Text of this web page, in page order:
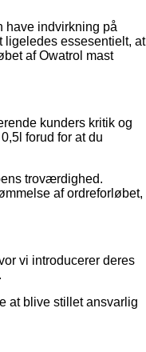
have indvirkning på
ligeledes essesentielt, at
af Owatrol mast
kunders kritik og
forud for at du
troværdighed.
af ordreforløbet,
vi introducerer deres
at blive stillet ansvarlig